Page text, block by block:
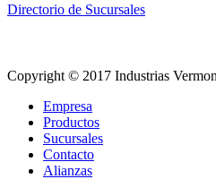
Directorio de Sucursales
Copyright © 2017 Industrias
Empresa
Productos
Sucursales
Contacto
Alianzas